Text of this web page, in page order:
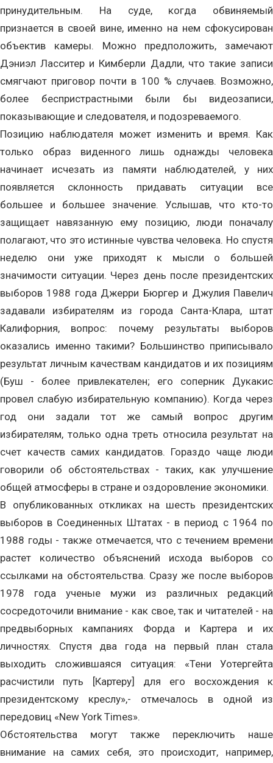
принудительным. На суде, когда обвиняемый
признается в своей вине, именно на нем сфокусирован
объектив камеры. Можно предположить, замечают
Дэниэл Ласситер и Кимберли Дадли, что такие записи
смягчают приговор почти в 100 % случаев. Возможно,
более беспристрастными были бы видеозаписи,
показывающие и следователя, и подозреваемого.
Позицию наблюдателя может изменить и время. Как
только образ виденного лишь однажды человека
начинает исчезать из памяти наблюдателей, у них
появляется склонность придавать ситуации все
большее и большее значение. Услышав, что кто-то
защищает навязанную ему позицию, люди поначалу
полагают, что это истинные чувства человека. Но спустя
неделю они уже приходят к мысли о большей
значимости ситуации. Через день после президентских
выборов 1988 года Джерри Бюргер и Джулия Павелич
задавали избирателям из города Санта-Клара, штат
Калифорния, вопрос: почему результаты выборов
оказались именно такими? Большинство приписывало
результат личным качествам кандидатов и их позициям
(Буш - более привлекателен; его соперник Дукакис
провел слабую избирательную компанию). Когда через
год они задали тот же самый вопрос другим
избирателям, только одна треть относила результат на
счет качеств самих кандидатов. Гораздо чаще люди
говорили об обстоятельствах - таких, как улучшение
общей атмосферы в стране и оздоровление экономики.
В опубликованных откликах на шесть президентских
выборов в Соединенных Штатах - в период с 1964 по
1988 годы - также отмечается, что с течением времени
растет количество объяснений исхода выборов со
ссылками на обстоятельства. Сразу же после выборов
1978 года ученые мужи из различных редакций
сосредоточили внимание - как свое, так и читателей - на
предвыборных кампаниях Форда и Картера и их
личностях. Спустя два года на первый план стала
выходить сложившаяся ситуация: «Тени Уотергейта
расчистили путь [Картеру] для его восхождения к
президентскому креслу»,- отмечалось в одной из
передовиц «New York Times».
Обстоятельства могут также переключить наше
внимание на самих себя, это происходит, например,